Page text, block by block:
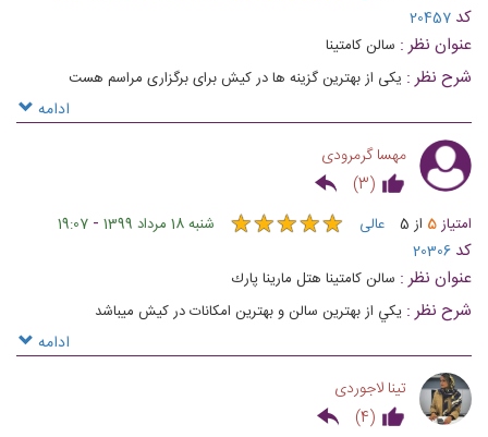
کد 20457
عنوان نظر : سالن کامتینا
شرح نظر : یکی از بهترین گزینه ها در کیش برای برگزاری مراسم هست
ادامه
مهسا گرمرودی
(
3
)
امتیاز5 از 5 عالی ★★★★★
★★★★★ شنبه 18 مرداد 1399 -
19:07
کد 20306
عنوان نظر : سالن كامتينا هتل مارينا پارك
شرح نظر : يكي از بهترين سالن و بهترين امكانات در كيش ميباشد
ادامه
تینا لاجوردی
(
4
)